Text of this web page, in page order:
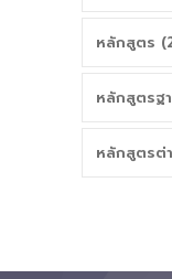
หลักสูตร
หลักสูตรฐ
หลักสูตรต่